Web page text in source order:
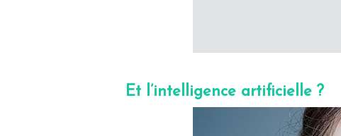
Et l’intelligence artificielle ?